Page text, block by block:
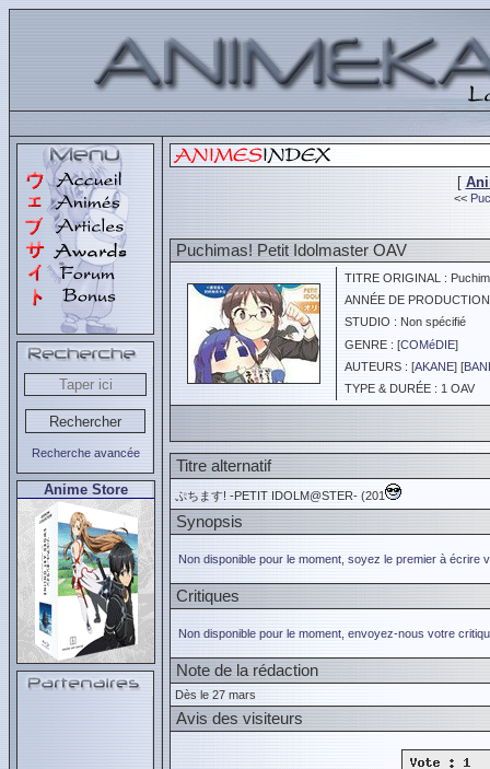
Recherche avancée
Anime Store
[
<<
Puchimas! Petit Idolmaster OAV
TITRE ORIGINAL :
ANNÉE DE
STUDIO : Non spécifié
GENRE : [COMéDIE]
AUTEURS : [AKANE] [
TYPE & DURÉE : 1 OAV
Titre alternatif
ぷちます! -PETIT IDOLM@STER- (201
Synopsis
Non disponible pour le moment, soyez le premier à écrire
Critiques
Non disponible pour le moment, envoyez-nous votre
Note de la rédaction
Dès le 27 mars
Avis des visiteurs